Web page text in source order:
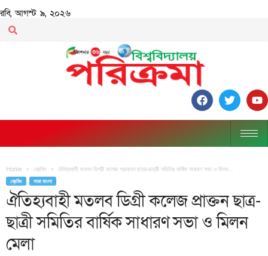
রবি, আগস্ট ৯, ২০২৬
Home ব্রেকিং ঐতিহ্যবাহী মতলব ডিগ্রী কলেজ প্রাক্তন ছাত্র-ছাত্রী সমিতির বার্ষিক সাধারণ সভা ও মিলন...
ব্রেকিং সারা বাংলা
ঐতিহ্যবাহী মতলব ডিগ্রী কলেজ প্রাক্তন ছাত্র-
ছাত্রী সমিতির বার্ষিক সাধারণ সভা ও মিলন
মেলা